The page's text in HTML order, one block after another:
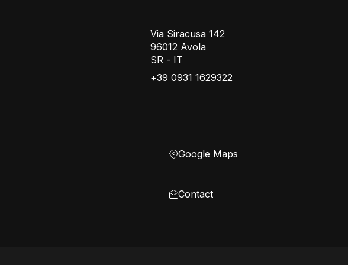
Via Siracusa 142
96012 Avola
SR - IT
+39 0931 1629322
Google Maps
Contact